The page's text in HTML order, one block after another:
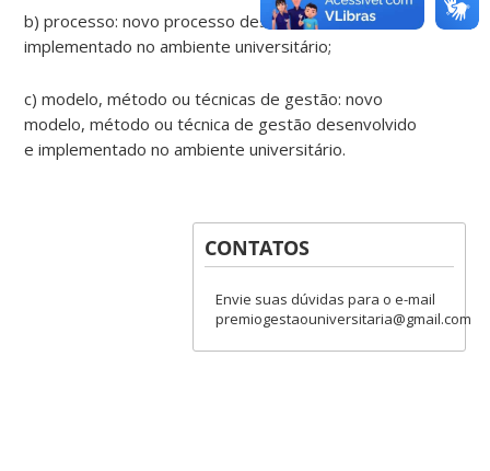
b) processo: novo processo desenvolvido e
implementado no ambiente universitário;
c) modelo, método ou técnicas de gestão: novo
modelo, método ou técnica de gestão desenvolvido
e implementado no ambiente universitário.
CONTATOS
Envie suas dúvidas para o e-mail
premiogestaouniversitaria@gmail.com